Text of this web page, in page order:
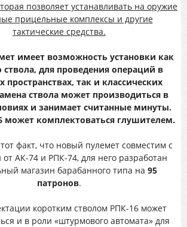
позволяет устанавливать на оружие
прицельные комплексы и другие
тактические средства.
имеет возможность установки как
ствола, для проведения операций в
пространствах, так и классических
ствола может производиться в
и занимает считанные минуты.
может комплектоваться глушителем.
факт, что новый пулемет совместим с
АК-74 и РПК-74, для него разработан
магазин барабанного типа на 95
патронов.
коротким стволом РПК-16 может
и в роли «штурмового автомата» для